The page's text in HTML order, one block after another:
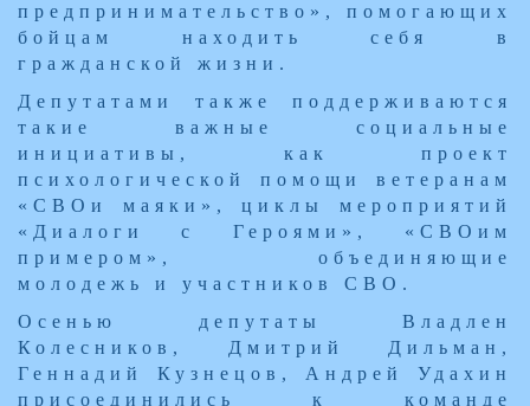
предпринимательство», помогающих
бойцам находить себя в
гражданской жизни.
Депутатами также поддерживаются
такие важные социальные
инициативы, как проект
психологической помощи ве теранам
«СВОи маяки», циклы мероприятий
«Диалоги с Героями», «СВОим
примером», объединяющие
молодежь и участников СВО.
Осенью депутаты Владлен
Колесников, Дмитрий Дильман,
Геннадий Кузнецов, Андрей Удахин
присоединились к команде